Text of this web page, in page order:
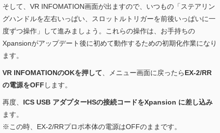
そして、VR INFOMATION画面が出ますので、いつもの「ステアリン
グハンドルを左右いっぱい、スロットルトリガーを前後いっぱいに一
度ずつ操作」して進みましょう。これらの操作は、お手持ちの
Xpansionがアップデート後に初めて動作するための初期化作業になり
ます。
VR INFOMATIONのOKを押して 、メニュー画面に戻ったらEX-2/RR
の電源をOFF します。
再度、 ICS USB アダプターHSの接続コードをXpansion に差し込み
ます。
※この時、EX-2/RRプロポ本体の電源はOFFのままです。